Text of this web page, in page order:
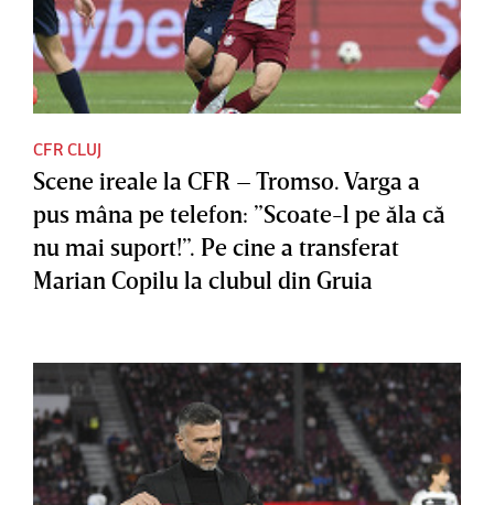
CFR CLUJ
Scene ireale la CFR – Tromso. Varga a
pus mâna pe telefon: ”Scoate-l pe ăla că
nu mai suport!”. Pe cine a transferat
Marian Copilu la clubul din Gruia